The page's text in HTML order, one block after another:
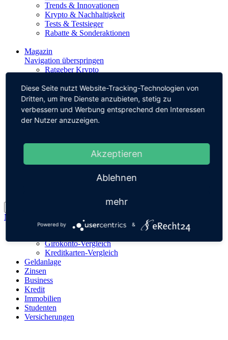
Trends & Innovationen
Krypto & Nachhaltigkeit
Tests & Testsieger
Rabatte & Sonderaktionen
Magazin
Navigation überspringen
Ratgeber Krypto
Ratgeber Kryptowährungen
Ratgeber Blockchain
Ratgeber NFT
Top-Anbieter
Tipp des Monats
Top-Krypto-Sparplan
Navigation überspringen
Girokonto-Vergleich
Kreditkarten-Vergleich
Geldanlage
Zinsen
Business
Kredit
Immobilien
Studenten
Versicherungen
Diese Seite nutzt Website-Tracking-Technologien von
Dritten, um ihre Dienste anzubieten, stetig zu
verbessern und Werbung entsprechend den Interessen
der Nutzer anzuzeigen.
Akzeptieren
Ablehnen
mehr
Powered by &